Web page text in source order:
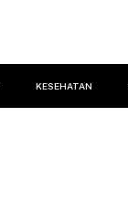
KESEHATAN